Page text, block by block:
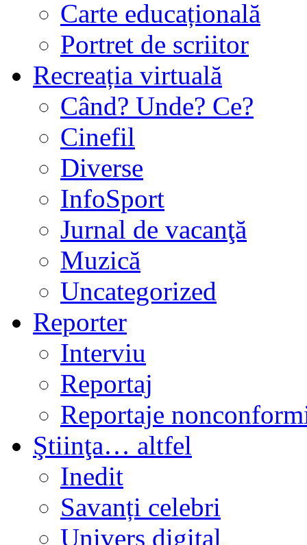
Carte educațională
Portret de scriitor
Recreația virtuală
Când? Unde? Ce?
Cinefil
Diverse
InfoSport
Jurnal de vacanţă
Muzică
Uncategorized
Reporter
Interviu
Reportaj
Reportaje
Ştiinţa… altfel
Inedit
Savanți celebri
Univers digital